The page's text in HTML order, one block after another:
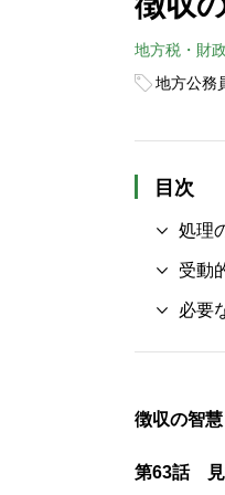
地方税・財政
地方公務
目次
処理
受動
必要
徴収の智慧
第63話 見